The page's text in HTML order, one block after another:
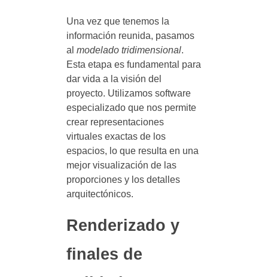
Una vez que tenemos la
información reunida, pasamos
al modelado tridimensional.
Esta etapa es fundamental para
dar vida a la visión del
proyecto. Utilizamos software
especializado que nos permite
crear representaciones
virtuales exactas de los
espacios, lo que resulta en una
mejor visualización de las
proporciones y los detalles
arquitectónicos.
Renderizado y
finales de